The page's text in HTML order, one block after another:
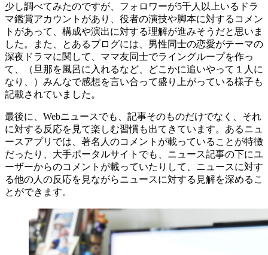
少し調べてみたのですが、フォロワーが5千人以上いるドラ
マ鑑賞アカウントがあり、役者の演技や脚本に対するコメン
トがあって、構成や演出に対する理解が進みそうだと思いま
した。また、とあるブログには、男性同士の恋愛がテーマの
深夜ドラマに関して、ママ友同士でライングループを作っ
て、（旦那を風呂に入れるなど、どこかに追いやって１人に
なり、）みんなで感想を言い合って盛り上がっている様子も
記載されていました。
最後に、Webニュースでも、記事そのものだけでなく、それ
に対する反応を見て楽しむ習慣も出てきています。あるニュ
ースアプリでは、著名人のコメントが載っていることが特徴
だったり、大手ポータルサイトでも、ニュース記事の下にユ
ーザーからのコメントが載っていたりして、ニュースに対す
る他の人の反応を見ながらニュースに対する見解を深めるこ
とができます。